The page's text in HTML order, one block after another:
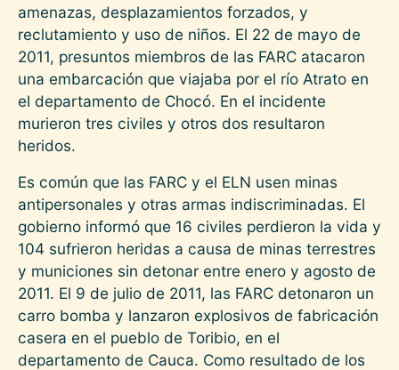
amenazas, desplazamientos forzados, y
reclutamiento y uso de niños. El 22 de mayo de
2011, presuntos miembros de las FARC atacaron
una embarcación que viajaba por el río Atrato en
el departamento de Chocó. En el incidente
murieron tres civiles y otros dos resultaron
heridos.
Es común que las FARC y el ELN usen minas
antipersonales y otras armas indiscriminadas. El
gobierno informó que 16 civiles perdieron la vida y
104 sufrieron heridas a causa de minas terrestres
y municiones sin detonar entre enero y agosto de
2011. El 9 de julio de 2011, las FARC detonaron un
carro bomba y lanzaron explosivos de fabricación
casera en el pueblo de Toribio, en el
departamento de Cauca. Como resultado de los